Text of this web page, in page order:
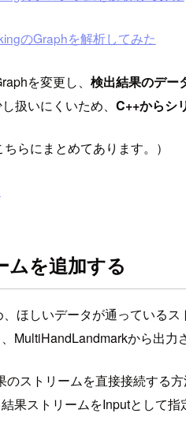
のGraphを解析してみた
を変更し、 検出結果のデー
扱いにくいため、 C++からシ
らにまとめてあります。）
ムを追加する
ほしいデータが通っている
MultiHandLandmarkから出力
ストリームを直接接続する
果ストリームをInputとして